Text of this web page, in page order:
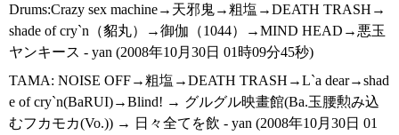
Drums:Crazy sex machine→天邪鬼→粗塩→DEATH TRASH→
shade of cry`n（貂丸）→御伽（1044）→MIND HEAD→悪玉
ヤンキース - yan (2008年10月30日 01時09分45秒)
TAMA: NOISE OFF→粗塩→DEATH TRASH→L`a dear→shad
e of cry`n(BaRUI)→Blind! → グルグル映畫館(Ba.玉腰勲み込
むフカモカ(Vo.)) → 日々全てを飲 - yan (2008年10月30日 01